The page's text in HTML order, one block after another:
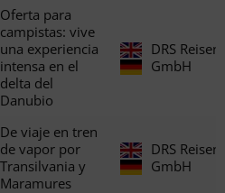
Oferta para
campistas: vive
una experiencia
intensa en el
delta del
Danubio
DRS Reisen
GmbH
De viaje en tren
de vapor por
Transilvania y
Maramures
DRS Reisen
GmbH